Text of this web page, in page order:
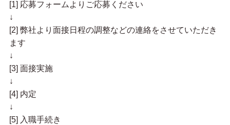
[1] 応募フォームよりご応募ください
↓
[2] 弊社より面接日程の調整などの連絡をさせていただき
ます
↓
[3] 面接実施
↓
[4] 内定
↓
[5] 入職手続き